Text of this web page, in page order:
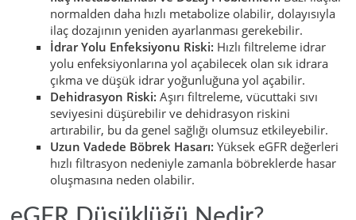
normalden daha hızlı metabolize olabilir, dolayısıyla
ilaç dozajının yeniden ayarlanması gerekebilir.
İdrar Yolu Enfeksiyonu Riski: Hızlı filtreleme idrar
yolu enfeksiyonlarına yol açabilecek olan sık idrara
çıkma ve düşük idrar yoğunluğuna yol açabilir.
Dehidrasyon Riski: Aşırı filtreleme, vücuttaki sıvı
seviyesini düşürebilir ve dehidrasyon riskini
artırabilir, bu da genel sağlığı olumsuz etkileyebilir.
Uzun Vadede Böbrek Hasarı: Yüksek eGFR değerleri
hızlı filtrasyon nedeniyle zamanla böbreklerde hasar
oluşmasına neden olabilir.